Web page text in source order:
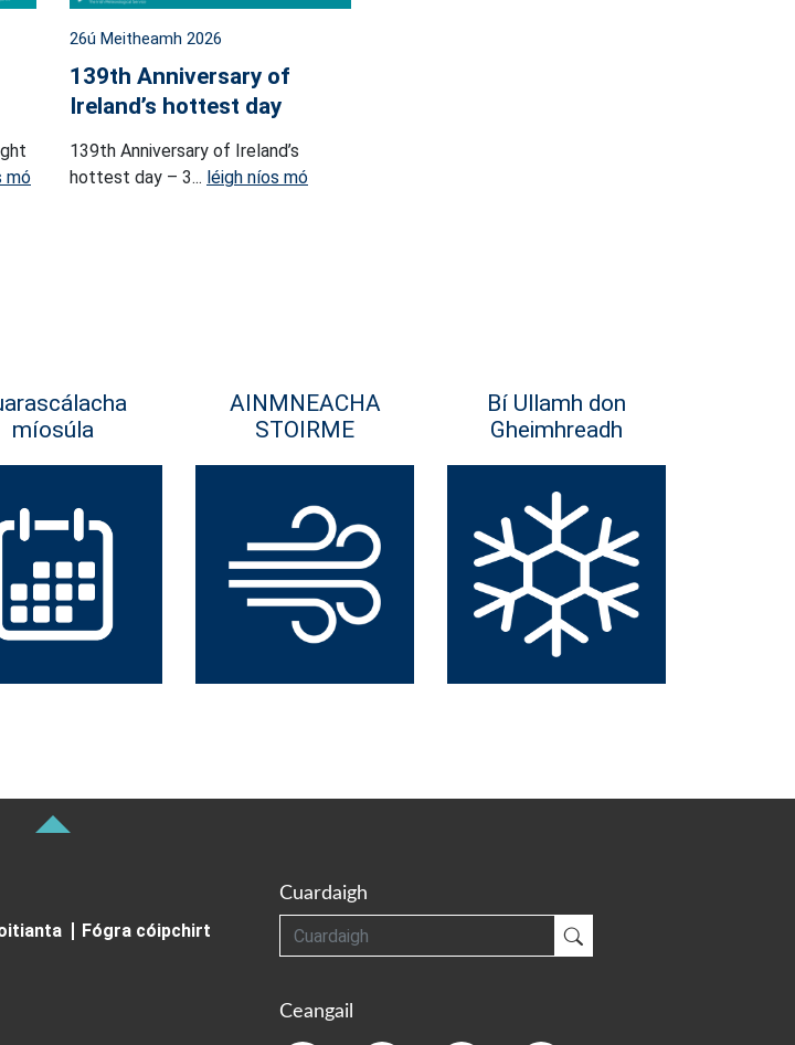
mó
26ú Meitheamh 2026
139th Anniversary of
Ireland’s hottest day
139th Anniversary of Ireland’s
hottest day – 3... léigh níos mó
míosúla
AINMNEACHA
STOIRME
Bí Ullamh don
Gheimhreadh
Fógra cóipchirt
Cuardaigh
Cuardaigh
Ceangail